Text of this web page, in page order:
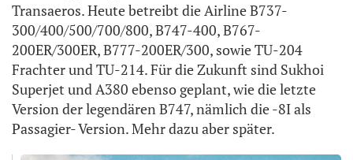
Transaeros. Heute betreibt die Airline B737-
300/400/500/700/800, B747-400, B767-
200ER/300ER, B777-200ER/300, sowie TU-204
Frachter und TU-214. Für die Zukunft sind Sukhoi
Superjet und A380 ebenso geplant, wie die letzte
Version der legendären B747, nämlich die -8I als
Passagier- Version. Mehr dazu aber später.